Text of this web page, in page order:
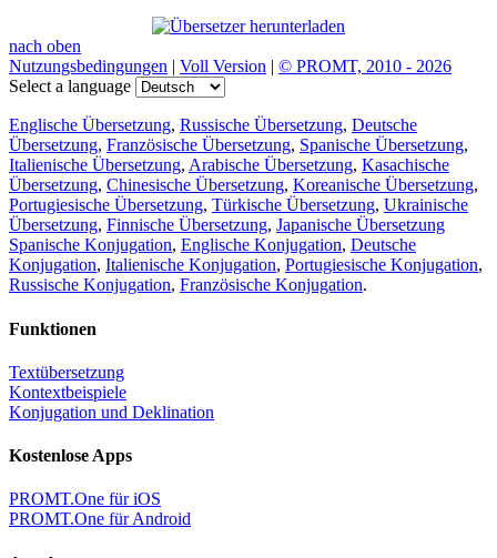
nach oben
Nutzungsbedingungen | Voll Version | © PROMT, 2010 - 2026
Select a language
Englische Übersetzung, Russische Übersetzung, Deutsche
Übersetzung, Französische Übersetzung, Spanische Übersetzung,
Italienische Übersetzung, Arabische Übersetzung, Kasachische
Übersetzung, Chinesische Übersetzung, Koreanische Übersetzung,
Portugiesische Übersetzung, Türkische Übersetzung, Ukrainische
Übersetzung, Finnische Übersetzung, Japanische Übersetzung
Spanische Konjugation, Englische Konjugation, Deutsche
Konjugation, Italienische Konjugation, Portugiesische Konjugation,
Russische Konjugation, Französische Konjugation.
Funktionen
Textübersetzung
Kontextbeispiele
Konjugation und Deklination
Kostenlose Apps
PROMT.One für iOS
PROMT.One für Android